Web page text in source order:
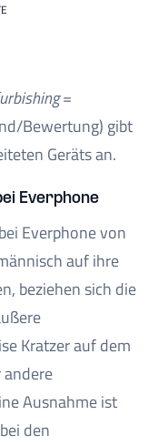
=
Bewertung) gibt
Geräts an.
Everphone
Everphone von
auf ihre
beziehen sich die
Kratzer auf dem
Ausnahme ist
den